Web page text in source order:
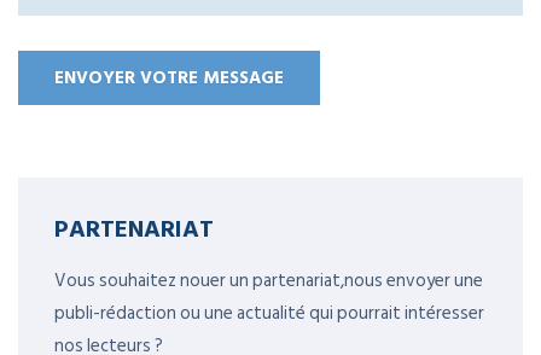
PARTENARIAT
Vous souhaitez nouer un partenariat,nous envoyer une
publi-rédaction ou une actualité qui pourrait intéresser
nos lecteurs ?